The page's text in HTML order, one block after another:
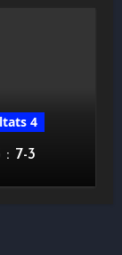
4
: 7-3